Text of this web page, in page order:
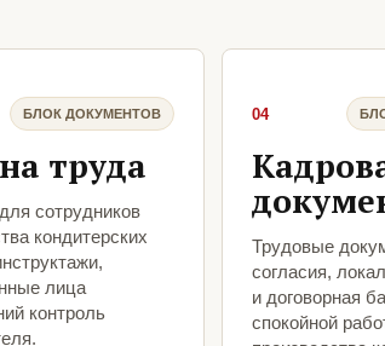
БЛОК ДОКУМЕНТОВ
труда
сотрудников
кондитерских
лица
контроль
04
Трудовые
согласия,
и договорная
спокойной